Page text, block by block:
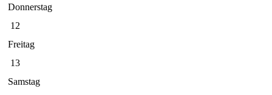
Donnerstag
12
Freitag
13
Samstag